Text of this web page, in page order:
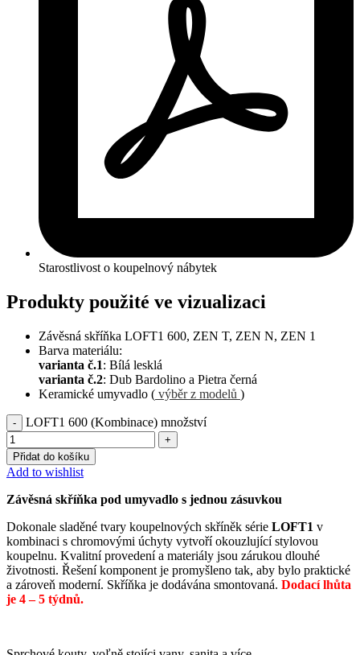
Starostlivost o koupelnový nábytek
Produkty použité ve vizualizaci
Závěsná skříňka LOFT1 600, ZEN T, ZEN N, ZEN 1
Barva materiálu:
varianta č.1: Bílá lesklá
varianta č.2: Dub Bardolino a Pietra černá
Keramické umyvadlo ( výběr z modelů )
LOFT1 600 (Kombinace) množství
Přidat do košíku
Add to wishlist
Závěsná skříňka pod umyvadlo s jednou zásuvkou
Dokonale sladěné tvary koupelnových skříněk série LOFT1 v
kombinaci s chromovými úchyty vytvoří okouzlující stylovou
koupelnu. Kvalitní provedení a materiály jsou zárukou dlouhé
životnosti. Řešení komponent je promyšleno tak, aby bylo praktické
a zároveň moderní. Skříňka je dodávána smontovaná. Dodací lhůta
je 4 – 5 týdnů.